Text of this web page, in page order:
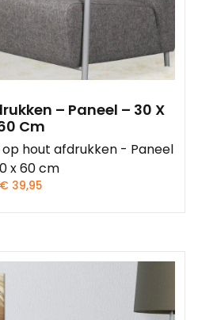
– Paneel – 30 X
Cm
hout afdrukken - Paneel
x 60 cm
€ 39,95